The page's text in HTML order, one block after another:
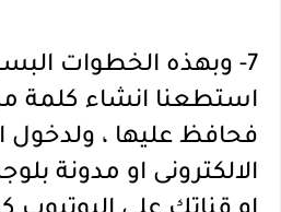
7- وبهذه الخطوات
استطعنا انشاء كلمة
فحافظ عليها ، ولدخول
الالكترونى او مدونة